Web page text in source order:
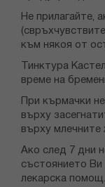
He прилагайте,
към някоя от
Тинктура
време на
При кърмачки
върху
върху млечните
Ако след 7 дни
състоянието
лекарска помощ.